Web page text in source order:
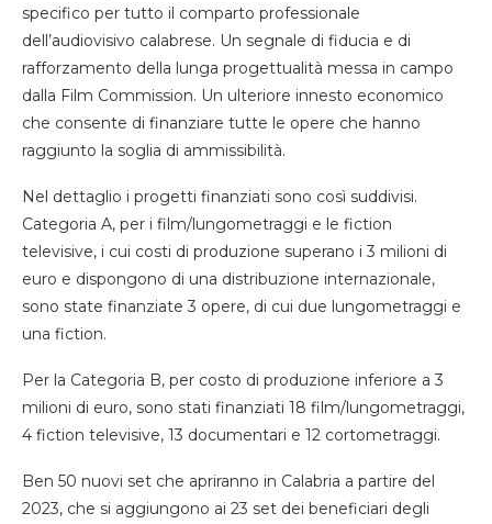
specifico per tutto il comparto professionale
dell’audiovisivo calabrese. Un segnale di fiducia e di
rafforzamento della lunga progettualità messa in campo
dalla Film Commission. Un ulteriore innesto economico
che consente di finanziare tutte le opere che hanno
raggiunto la soglia di ammissibilità.
Nel dettaglio i progetti finanziati sono così suddivisi.
Categoria A, per i film/lungometraggi e le fiction
televisive, i cui costi di produzione superano i 3 milioni di
euro e dispongono di una distribuzione internazionale,
sono state finanziate 3 opere, di cui due lungometraggi e
una fiction.
Per la Categoria B, per costo di produzione inferiore a 3
milioni di euro, sono stati finanziati 18 film/lungometraggi,
4 fiction televisive, 13 documentari e 12 cortometraggi.
Ben 50 nuovi set che apriranno in Calabria a partire del
2023, che si aggiungono ai 23 set dei beneficiari degli